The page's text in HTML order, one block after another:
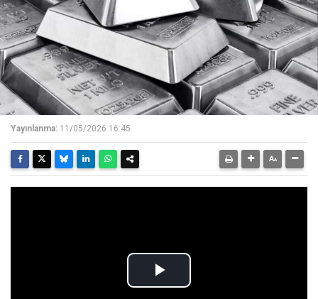
Yayınlanma: 11/05/2026 16:45